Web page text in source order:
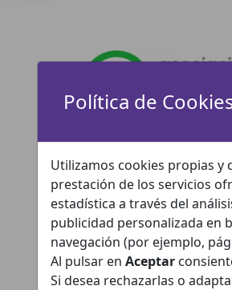
Política de
Utilizamos cookies propias
prestación de los servicios
estadística a través del
publicidad personalizada en
navegación (por ejemplo,
Al pulsar en Aceptar
Si desea rechazarlas o